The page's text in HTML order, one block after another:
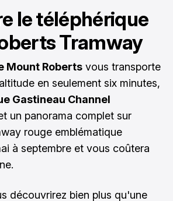
le téléphérique
Tramway
Mount Roberts vous transporte
en seulement six minutes,
Gastineau Channel
un panorama complet sur
rouge emblématique
à septembre et vous coûtera
découvrirez bien plus qu'une